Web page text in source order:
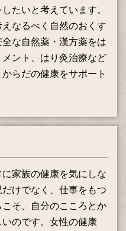
たいと考えています。
なるべく自然のおくす
な自然薬・漢方薬をは
ント、はり灸治療など
らだの健康をサポート
家族の健康を気にしな
けでなく、仕事をもつ
そ、自分のこころとか
のです。女性の健康